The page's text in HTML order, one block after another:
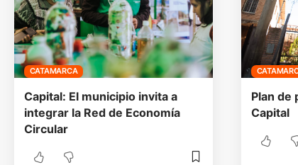
CATAMARCA
Capital: El municipio invita a
integrar la Red de Economía
Circular
Plan de
Capital